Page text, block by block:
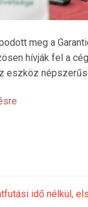
meg a
hívják fel a
eszköz
idő nélkül,